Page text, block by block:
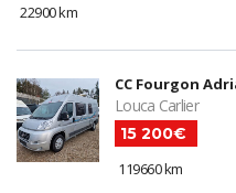
22900 km
CC Fourgon
Louca Carlier
15 200€
119660 km